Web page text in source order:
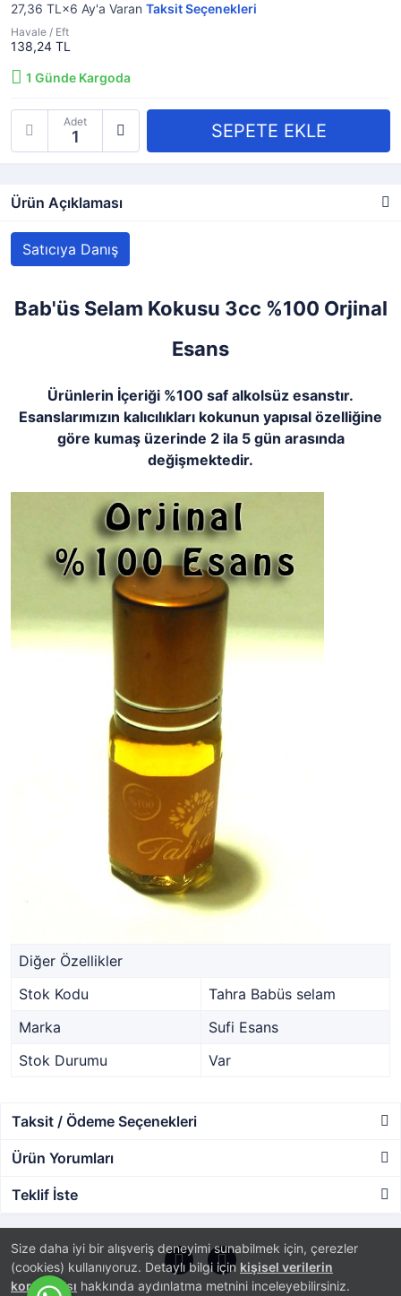
Size daha iyi bir alışveriş deneyimi sunabilmek için, çerezler
(cookies) kullanıyoruz. Detaylı bilgi için kişisel verilerin
korunması hakkında aydınlatma metnini inceleyebilirsiniz.
27,36 TL×6 Ay'a Varan Taksit Seçenekleri
Havale / Eft
138,24 TL
1 Günde Kargoda
Adet
Ürün Açıklaması
Satıcıya Danış
Bab'üs Selam Kokusu 3cc %100 Orjinal
Esans
Ürünlerin İçeriği %100 saf alkolsüz esanstır.
Esanslarımızın kalıcılıkları kokunun yapısal özelliğine
göre kumaş üzerinde 2 ila 5 gün arasında
değişmektedir.
Diğer Özellikler
Stok Kodu
Tahra Babüs selam
Marka
Sufi Esans
Stok Durumu
Var
Taksit / Ödeme Seçenekleri
Ürün Yorumları
Teklif İste